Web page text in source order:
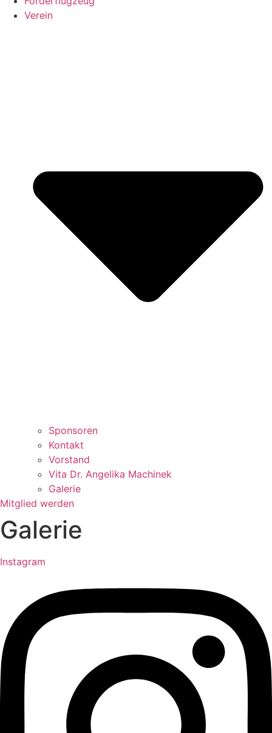
Verein
Sponsoren
Kontakt
Vorstand
Vita Dr. Angelika Machinek
Galerie
Mitglied werden
Galerie
Instagram